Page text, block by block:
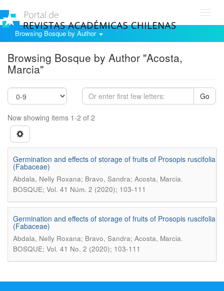
Browsing Bosque by Author
Browsing Bosque by Author "Acosta,
Marcia"
Go
Now showing items 1-2 of 2
Germination and effects of storage of fruits of Prosopis ruscifolia
(Fabaceae)
Abdala, Nelly Roxana; Bravo, Sandra; Acosta, Marcia.
BOSQUE; Vol. 41 Núm. 2 (2020); 103-111
Germination and effects of storage of fruits of Prosopis ruscifolia
(Fabaceae)
Abdala, Nelly Roxana; Bravo, Sandra; Acosta, Marcia.
BOSQUE; Vol. 41 No. 2 (2020); 103-111